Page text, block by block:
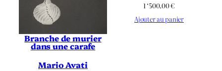
Branche de murier
dans une carafe
Mario Avati
1 ‘500.00€
Ajouter au panier